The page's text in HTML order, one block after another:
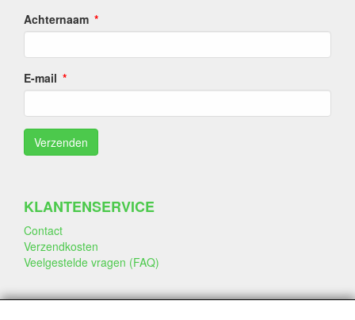
Achternaam
E-mail
KLANTENSERVICE
Contact
Verzendkosten
Veelgestelde vragen (FAQ)